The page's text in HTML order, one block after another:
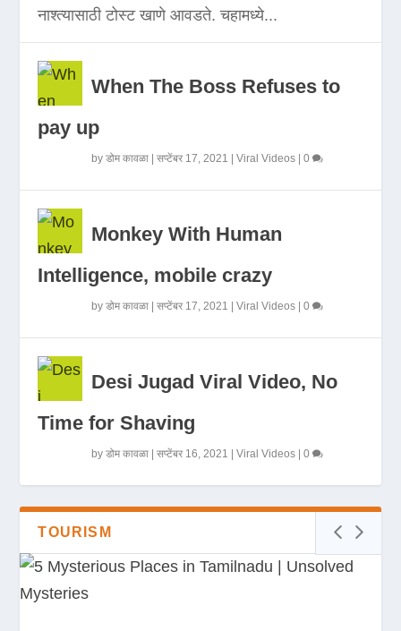
नाश्त्यासाठी टोस्ट खाणे आवडते. चहामध्ये...
When The Boss Refuses to
pay up
byडोम कावळा |सप्टेंबर 17, 2021 |Viral Videos |0
Monkey With Human
Intelligence, mobile crazy
byडोम कावळा |सप्टेंबर 17, 2021 |Viral Videos |0
Desi Jugad Viral Video, No
Time for Shaving
byडोम कावळा |सप्टेंबर 16, 2021 |Viral Videos |0
TOURISM